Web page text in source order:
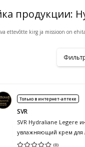
продукции:
Только в интернет-аптеке
SVR
SVR Hydraliane Legere
увлажняющий крем для
обезвоженной кожи
(0)